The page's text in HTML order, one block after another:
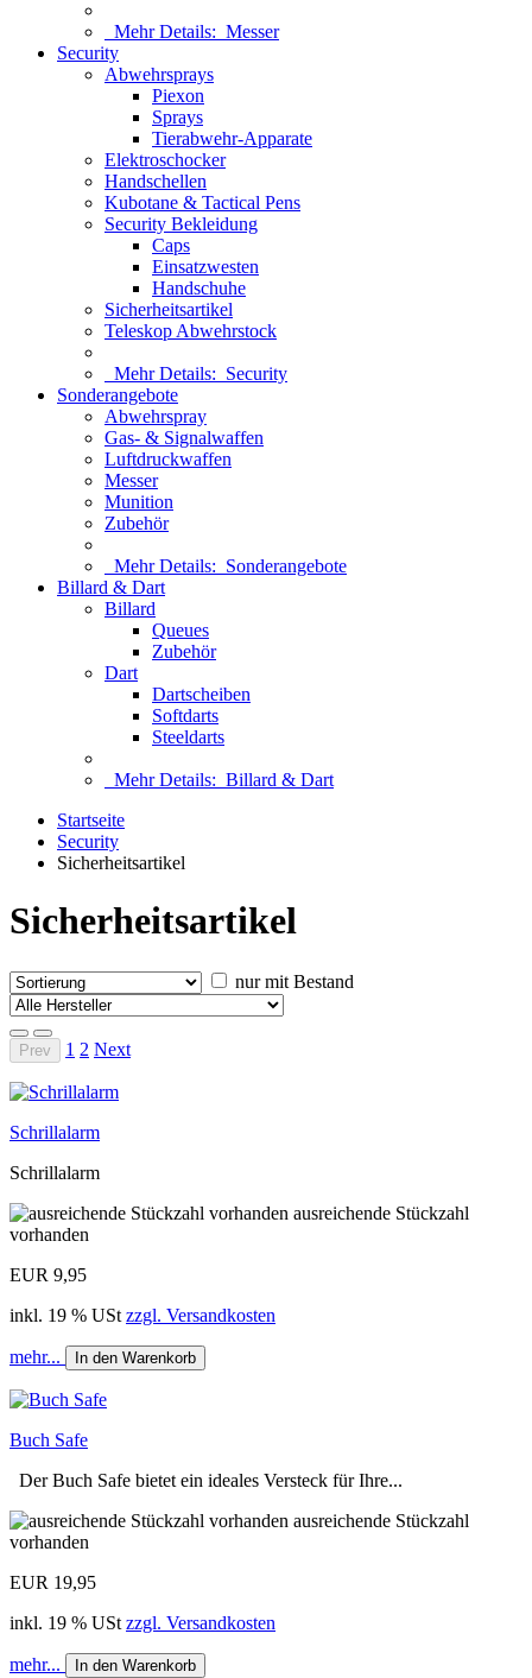
Mehr Details: Messer
Security
Abwehrsprays
Piexon
Sprays
Tierabwehr-Apparate
Elektroschocker
Handschellen
Kubotane & Tactical Pens
Security Bekleidung
Caps
Einsatzwesten
Handschuhe
Sicherheitsartikel
Teleskop Abwehrstock
Mehr Details: Security
Sonderangebote
Abwehrspray
Gas- & Signalwaffen
Luftdruckwaffen
Messer
Munition
Zubehör
Mehr Details: Sonderangebote
Billard & Dart
Billard
Queues
Zubehör
Dart
Dartscheiben
Softdarts
Steeldarts
Mehr Details: Billard & Dart
Startseite
Security
Sicherheitsartikel
Sicherheitsartikel
nur mit Bestand
Prev 1 2 Next
Schrillalarm
Schrillalarm
ausreichende Stückzahl
vorhanden
EUR 9,95
inkl. 19 % USt zzgl. Versandkosten
mehr... In den Warenkorb
Buch Safe
Der Buch Safe bietet ein ideales Versteck für Ihre...
ausreichende Stückzahl
vorhanden
EUR 19,95
inkl. 19 % USt zzgl. Versandkosten
mehr... In den Warenkorb